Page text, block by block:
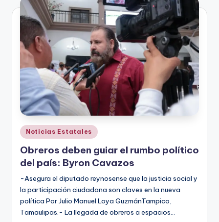
Publicado
en
Noticias Estatales
Obreros deben guiar el rumbo político
del país: Byron Cavazos
-Asegura el diputado reynosense que la justicia social y
la participación ciudadana son claves en la nueva
política Por Julio Manuel Loya GuzmánTampico,
Tamaulipas.- La llegada de obreros a espacios…